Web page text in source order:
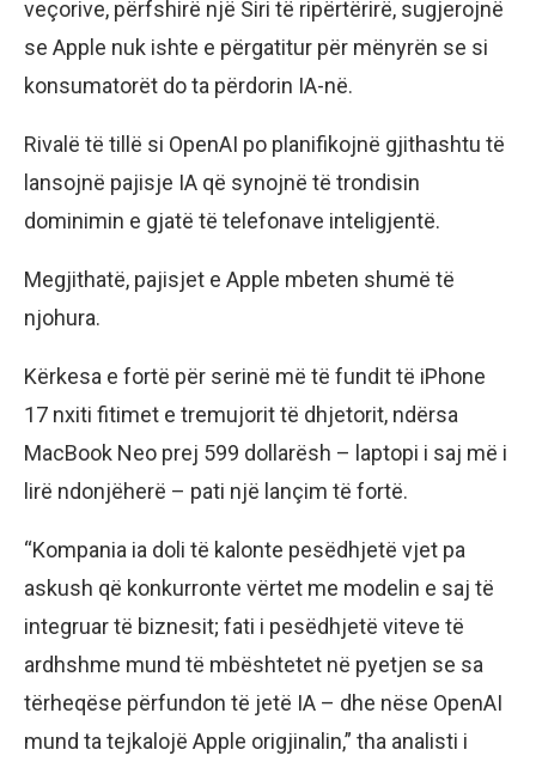
veçorive, përfshirë një Siri të ripërtërirë, sugjerojnë
se Apple nuk ishte e përgatitur për mënyrën se si
konsumatorët do ta përdorin IA-në.
Rivalë të tillë si OpenAI po planifikojnë gjithashtu të
lansojnë pajisje IA që synojnë të trondisin
dominimin e gjatë të telefonave inteligjentë.
Megjithatë, pajisjet e Apple mbeten shumë të
njohura.
Kërkesa e fortë për serinë më të fundit të iPhone
17 nxiti fitimet e tremujorit të dhjetorit, ndërsa
MacBook Neo prej 599 dollarësh – laptopi i saj më i
lirë ndonjëherë – pati një lançim të fortë.
“Kompania ia doli të kalonte pesëdhjetë vjet pa
askush që konkurronte vërtet me modelin e saj të
integruar të biznesit; fati i pesëdhjetë viteve të
ardhshme mund të mbështetet në pyetjen se sa
tërheqëse përfundon të jetë IA – dhe nëse OpenAI
mund ta tejkalojë Apple origjinalin,” tha analisti i